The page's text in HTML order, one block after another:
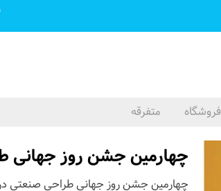
فروشگاه متفرقه
چهارمین جشن روز جهانی
چهارمین جشن روز جهانی طراحی صنعتی